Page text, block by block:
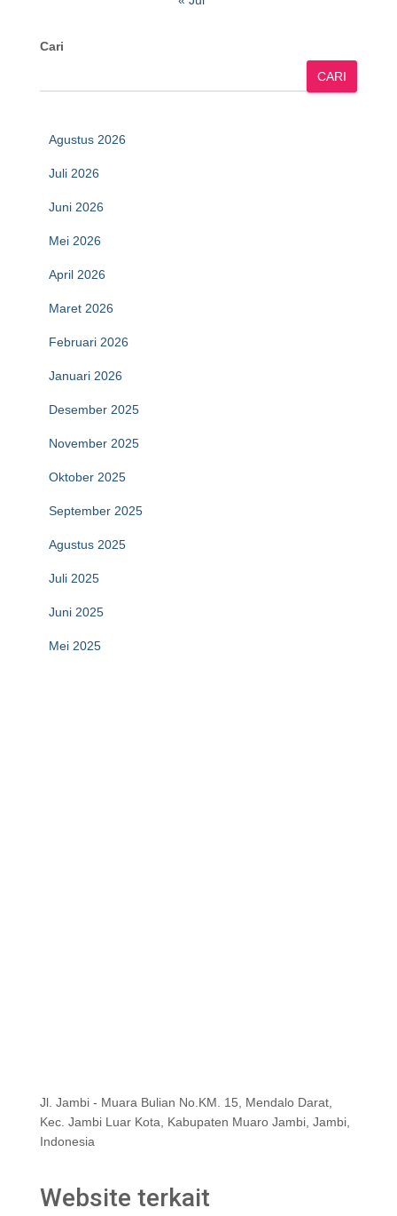
Cari
CARI
Agustus 2026
Juli 2026
Juni 2026
Mei 2026
April 2026
Maret 2026
Februari 2026
Januari 2026
Desember 2025
November 2025
Oktober 2025
September 2025
Agustus 2025
Juli 2025
Juni 2025
Mei 2025
Jl. Jambi - Muara Bulian No.KM. 15, Mendalo Darat,
Kec. Jambi Luar Kota, Kabupaten Muaro Jambi, Jambi,
Indonesia
Website terkait